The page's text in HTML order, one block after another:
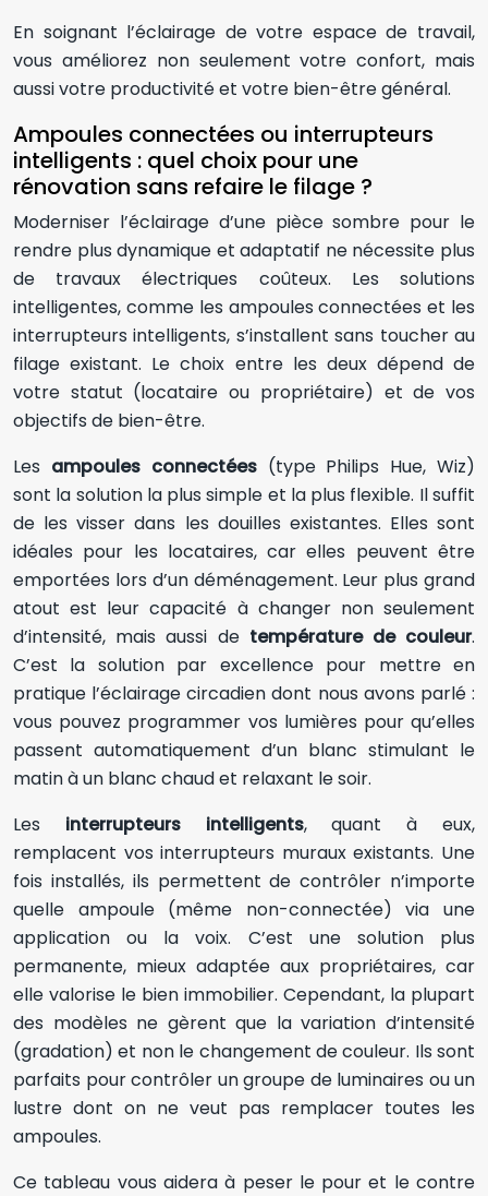
En soignant l’éclairage de votre espace de travail,
vous améliorez non seulement votre confort, mais
aussi votre productivité et votre bien-être général.
Ampoules connectées ou interrupteurs
intelligents : quel choix pour une
rénovation sans refaire le filage ?
Moderniser l’éclairage d’une pièce sombre pour le
rendre plus dynamique et adaptatif ne nécessite plus
de travaux électriques coûteux. Les solutions
intelligentes, comme les ampoules connectées et les
interrupteurs intelligents, s’installent sans toucher au
filage existant. Le choix entre les deux dépend de
votre statut (locataire ou propriétaire) et de vos
objectifs de bien-être.
Les ampoules connectées(type Philips Hue, Wiz)
sont la solution la plus simple et la plus flexible. Il suffit
de les visser dans les douilles existantes. Elles sont
idéales pour les locataires, car elles peuvent être
emportées lors d’un déménagement. Leur plus grand
atout est leur capacité à changer non seulement
d’intensité, mais aussi de température de couleur.
C’est la solution par excellence pour mettre en
pratique l’éclairage circadien dont nous avons parlé :
vous pouvez programmer vos lumières pour qu’elles
passent automatiquement d’un blanc stimulant le
matin à un blanc chaud et relaxant le soir.
Les interrupteurs intelligents, quant à eux,
remplacent vos interrupteurs muraux existants. Une
fois installés, ils permettent de contrôler n’importe
quelle ampoule (même non-connectée) via une
application ou la voix. C’est une solution plus
permanente, mieux adaptée aux propriétaires, car
elle valorise le bien immobilier. Cependant, la plupart
des modèles ne gèrent que la variation d’intensité
(gradation) et non le changement de couleur. Ils sont
parfaits pour contrôler un groupe de luminaires ou un
lustre dont on ne veut pas remplacer toutes les
ampoules.
Ce tableau vous aidera à peser le pour et le contre